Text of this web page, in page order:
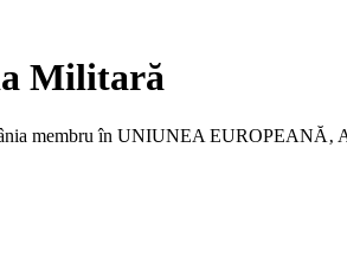
Militară
membru în UNIUNEA